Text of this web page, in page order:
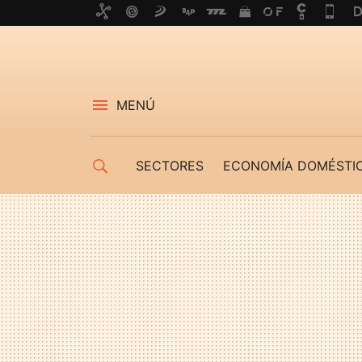
MENÚ
SECTORES ECONOMÍA